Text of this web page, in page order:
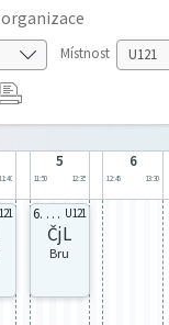
Místnost
11:40
5
11:50 12:35
6
12:45 13:30
6. celá U121
ČjL
Bru